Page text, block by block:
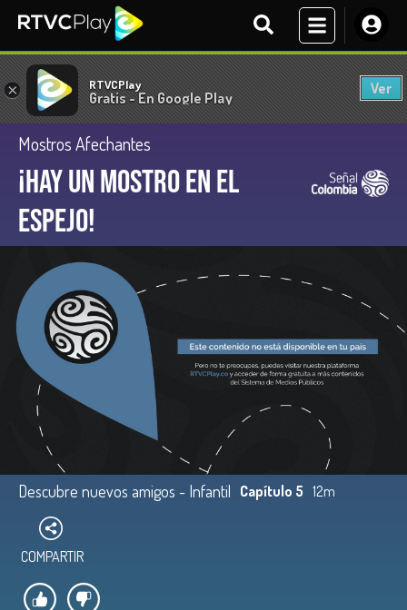
× RTVCPlay
Gratis - En Google Play
Ver
Mostros Afechantes
¡Hay un mostro en el
espejo!
Descubre nuevos amigos - Infantil Capítulo 5 12m
COMPARTIR